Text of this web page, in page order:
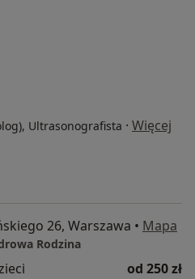
Ultrasonografista · Więcej
26, Warszawa • Mapa
Rodzina
od 250 zł